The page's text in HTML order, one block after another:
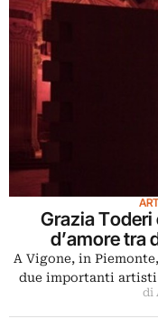
Grazia Toderi
d’amore tra
A Vigone, in
due importanti artisti
di